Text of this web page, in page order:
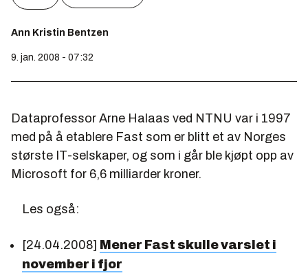
Ann Kristin Bentzen
9. jan. 2008 - 07:32
Dataprofessor Arne Halaas ved NTNU var i 1997
med på å etablere Fast som er blitt et av Norges
største IT-selskaper, og som i går ble kjøpt opp av
Microsoft for 6,6 milliarder kroner.
Les også:
[24.04.2008] Mener Fast skulle varslet i
november i fjor